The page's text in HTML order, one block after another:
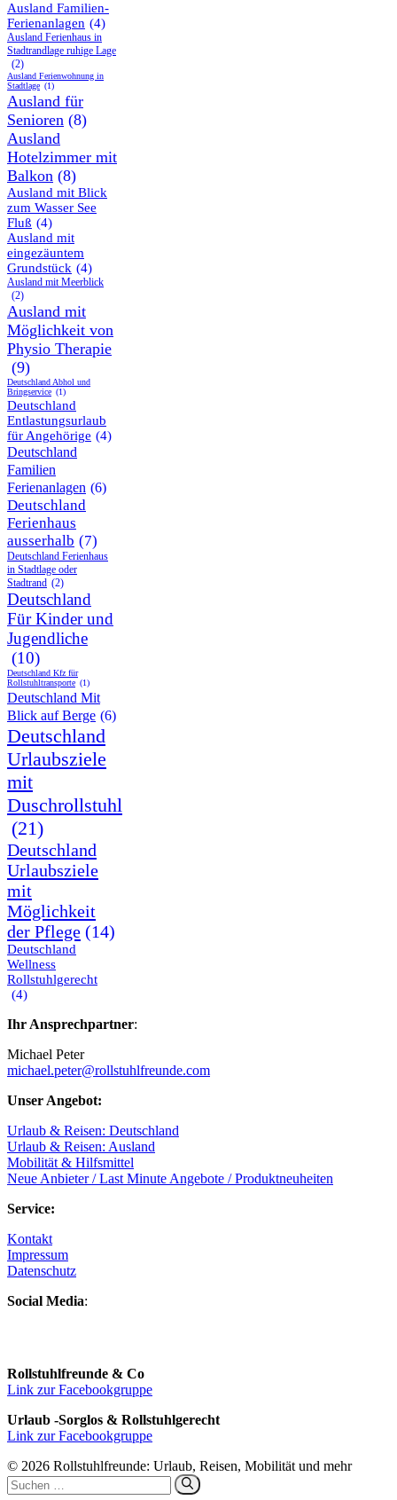
Ausland Familien-
Ferienanlagen (4)
Ausland Ferienhaus in
Stadtrandlage ruhige Lage
(2)
Ausland Ferienwohnung in
Stadtlage (1)
Ausland für
Senioren (8)
Ausland
Hotelzimmer mit
Balkon (8)
Ausland mit Blick
zum Wasser See
Fluß (4)
Ausland mit
eingezäuntem
Grundstück (4)
Ausland mit Meerblick
(2)
Ausland mit
Möglichkeit von
Physio Therapie
(9)
Deutschland Abhol und
Bringservice (1)
Deutschland
Entlastungsurlaub
für Angehörige (4)
Deutschland
Familien
Ferienanlagen (6)
Deutschland
Ferienhaus
ausserhalb (7)
Deutschland Ferienhaus
in Stadtlage oder
Stadtrand (2)
Deutschland
Für Kinder und
Jugendliche
(10)
Deutschland Kfz für
Rollstuhltransporte (1)
Deutschland Mit
Blick auf Berge (6)
Deutschland
Urlaubsziele
mit
Duschrollstuhl
(21)
Deutschland
Urlaubsziele
mit
Möglichkeit
der Pflege (14)
Deutschland
Wellness
Rollstuhlgerecht
(4)
Ihr Ansprechpartner:
Michael Peter
michael.peter@rollstuhlfreunde.com
Unser Angebot:
Urlaub & Reisen: Deutschland
Urlaub & Reisen: Ausland
Mobilität & Hilfsmittel
Neue Anbieter / Last Minute Angebote / Produktneuheiten
Service:
Kontakt
Impressum
Datenschutz
Social Media:
Rollstuhlfreunde & Co
Link zur Facebookgruppe
Urlaub -Sorglos & Rollstuhlgerecht
Link zur Facebookgruppe
© 2026 Rollstuhlfreunde: Urlaub, Reisen, Mobilität und mehr
Suchen